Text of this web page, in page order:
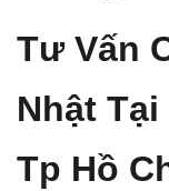
Tư Vấn
Nhật
Tp Hồ